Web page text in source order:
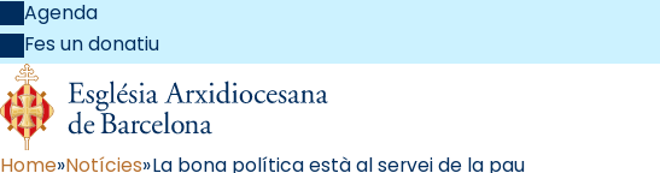
Agenda
Fes un donatiu
Home Notícies La bona política està al servei de la pau